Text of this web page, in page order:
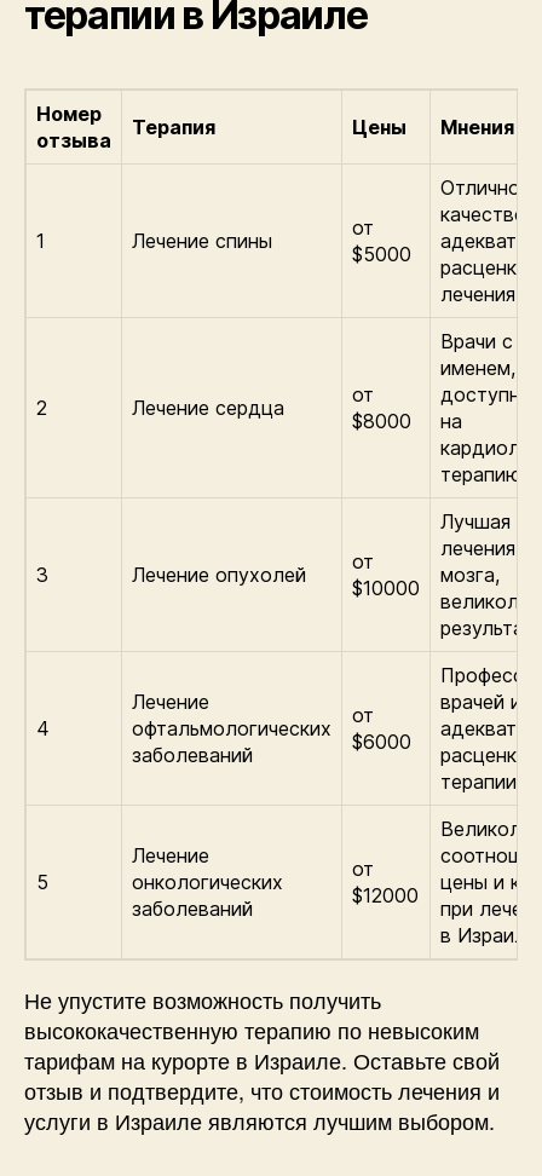
терапии в Израиле
Номер
отзыва
Терапия Цены Мнения
1 Лечение спины
от
$5000
Отличное
качество
расценки
лечения.
2 Лечение сердца
от
$8000
Врачи с
именем,
на
терапию.
3 Лечение опухолей
от
$10000
Лучшая
лечения
мозга,
4
Лечение
офтальмологических
заболеваний
от
$6000
врачей и
расценки
терапии.
5
Лечение
онкологических
заболеваний
от
$12000
цены и
при
в Израиле.
Не упустите возможность получить
высококачественную терапию по невысоким
тарифам на курорте в Израиле. Оставьте свой
отзыв и подтвердите, что стоимость лечения и
услуги в Израиле являются лучшим выбором.